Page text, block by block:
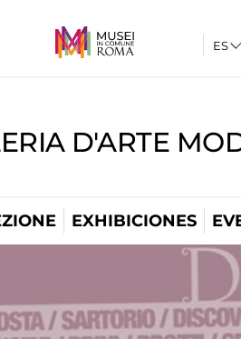
D'ARTE
EXHIBICIONES